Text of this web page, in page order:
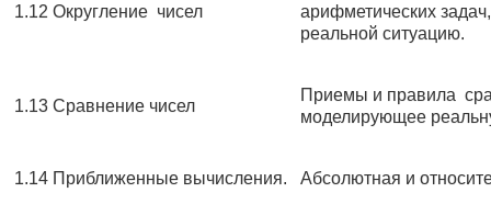
1.12 Округление чисел
арифметических
реальной ситуацию.
1.13 Сравнение чисел
Приемы и правила
моделирующее
1.14 Приближенные вычисления. Абсолютная и